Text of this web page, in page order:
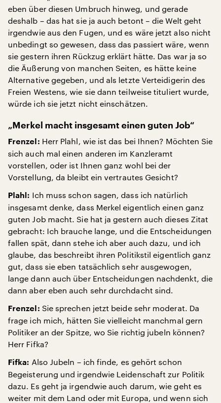
eben über diesen Umbruch hinweg, und gerade
deshalb – das hat sie ja auch betont – die Welt geht
irgendwie aus den Fugen, und es wäre jetzt also nicht
unbedingt so gewesen, dass das passiert wäre, wenn
sie gestern ihren Rückzug erklärt hätte. Das war ja so
die Äußerung von manchen Seiten, es hätte keine
Alternative gegeben, und als letzte Verteidigerin des
Freien Westens, wie sie dann teilweise tituliert wurde,
würde ich sie jetzt nicht einschätzen.
„Merkel macht insgesamt einen guten Job“
Frenzel: Herr Plahl, wie ist das bei Ihnen? Möchten Sie
sich auch mal einen anderen im Kanzleramt
vorstellen, oder ist Ihnen ganz wohl bei der
Vorstellung, da bleibt ein vertrautes Gesicht?
Plahl: Ich muss schon sagen, dass ich natürlich
insgesamt denke, dass Merkel eigentlich einen ganz
guten Job macht. Sie hat ja gestern auch dieses Zitat
gebracht: Ich brauche lange, und die Entscheidungen
fallen spät, dann stehe ich aber auch dazu, und ich
glaube, das beschreibt ihren Politikstil eigentlich ganz
gut, dass sie eben tatsächlich sehr ausgewogen,
lange dann auch über Entscheidungen nachdenkt, die
dann aber eben auch sehr durchdacht sind.
Frenzel: Sie sprechen jetzt beide sehr moderat. Da
frage ich mich, hätten Sie vielleicht manchmal gern
Politiker an der Spitze, wo Sie richtig jubeln können?
Herr Fifka?
Fifka: Also Jubeln – ich finde, es gehört schon
Begeisterung und irgendwie Leidenschaft zur Politik
dazu. Es geht ja irgendwie auch darum, wie geht es
weiter mit dem Land oder mit Europa, und wenn sich